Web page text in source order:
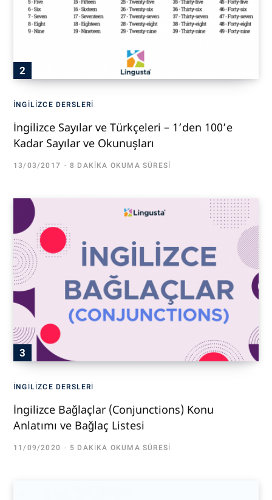
İNGILIZCE DERSLERI
İngilizce Sayılar ve Türkçeleri – 1’den 100’e
Kadar Sayılar ve Okunuşları
13/03/2017 8 DAKIKA OKUMA SÜRESI
İNGILIZCE DERSLERI
İngilizce Bağlaçlar (Conjunctions) Konu
Anlatımı ve Bağlaç Listesi
11/09/2020 5 DAKIKA OKUMA SÜRESI